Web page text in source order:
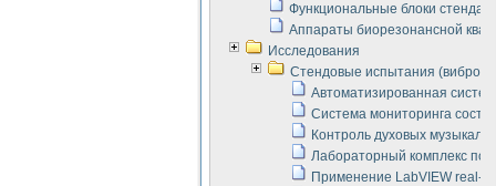
Функциональные блоки стенда
Аппараты биорезонансной
Исследования
Стендовые испытания
Автоматизированная
Система мониторинга
Контроль духовых
Лабораторный комплекс по
Применение LabVIEW real-